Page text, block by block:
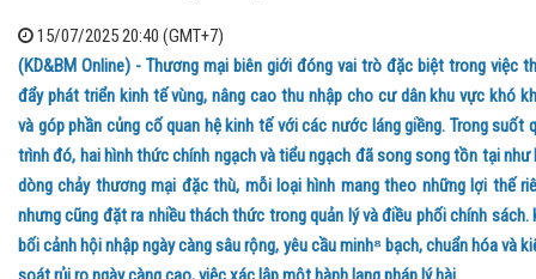
15/07/2025 20:40 (GMT+7)
(KD&BM Online) - Thương mại biên giới đóng vai trò đặc biệt trong việc
đẩy phát triển kinh tế vùng, nâng cao thu nhập cho cư dân khu vực khó
và góp phần củng cố quan hệ kinh tế với các nước láng giềng. Trong suốt
trình đó, hai hình thức chính ngạch và tiểu ngạch đã song song tồn tại như
dòng chảy thương mại đặc thù, mỗi loại hình mang theo những lợi thế
nhưng cũng đặt ra nhiều thách thức trong quản lý và điều phối chính sách.
bối cảnh hội nhập ngày càng sâu rộng, yêu cầu minh⁸ bạch, chuẩn hóa và